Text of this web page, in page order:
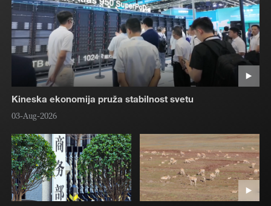
Kineska ekonomija pruža stabilnost svetu
03-Aug-2026